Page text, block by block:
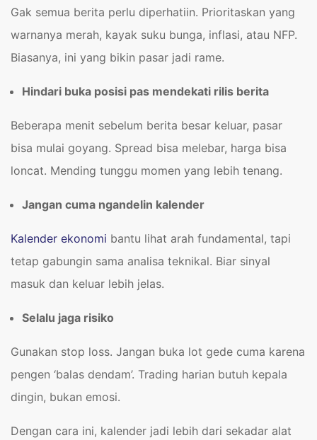
Gak semua berita perlu diperhatiin. Prioritaskan yang
warnanya merah, kayak suku bunga, inflasi, atau NFP.
Biasanya, ini yang bikin pasar jadi rame.
Hindari buka posisi pas mendekati rilis berita
Beberapa menit sebelum berita besar keluar, pasar
bisa mulai goyang. Spread bisa melebar, harga bisa
loncat. Mending tunggu momen yang lebih tenang.
Jangan cuma ngandelin kalender
Kalender ekonomi bantu lihat arah fundamental, tapi
tetap gabungin sama analisa teknikal. Biar sinyal
masuk dan keluar lebih jelas.
Selalu jaga risiko
Gunakan stop loss. Jangan buka lot gede cuma karena
pengen ‘balas dendam’. Trading harian butuh kepala
dingin, bukan emosi.
Dengan cara ini, kalender jadi lebih dari sekadar alat